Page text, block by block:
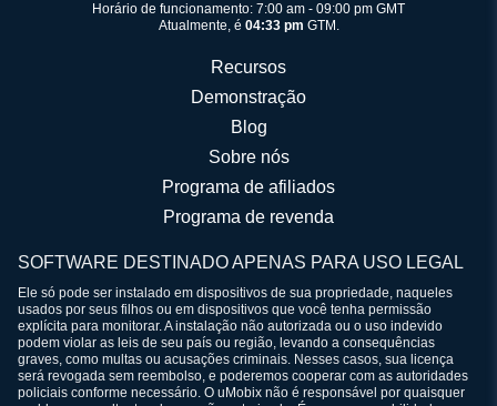
Horário de funcionamento: 7:00 am - 09:00 pm GMT
Atualmente, é 04:33 pm GTM.
Recursos
Demonstração
Blog
Sobre nós
Programa de afiliados
Programa de revenda
SOFTWARE DESTINADO APENAS PARA USO LEGAL
Ele só pode ser instalado em dispositivos de sua propriedade, naqueles
usados por seus filhos ou em dispositivos que você tenha permissão
explícita para monitorar. A instalação não autorizada ou o uso indevido
podem violar as leis de seu país ou região, levando a consequências
graves, como multas ou acusações criminais. Nesses casos, sua licença
será revogada sem reembolso, e poderemos cooperar com as autoridades
policiais conforme necessário. O uMobix não é responsável por quaisquer